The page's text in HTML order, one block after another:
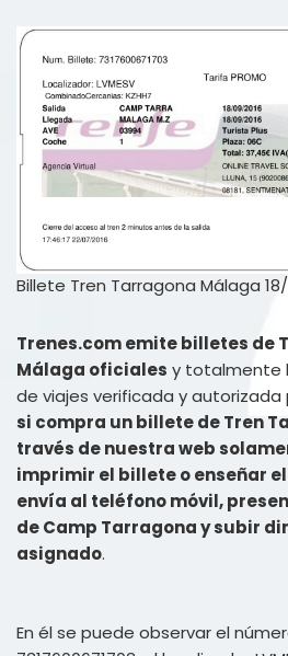
Billete Tren Tarragona Málaga
Trenes.com emite billetes de
Málaga oficiales y totalmente
de viajes verificada y autorizada
si compra un billete de Tren
través de nuestra web
imprimir el billete o enseñar
envía al teléfono móvil,
de Camp Tarragona y subir
asignado.
En él se puede observar el